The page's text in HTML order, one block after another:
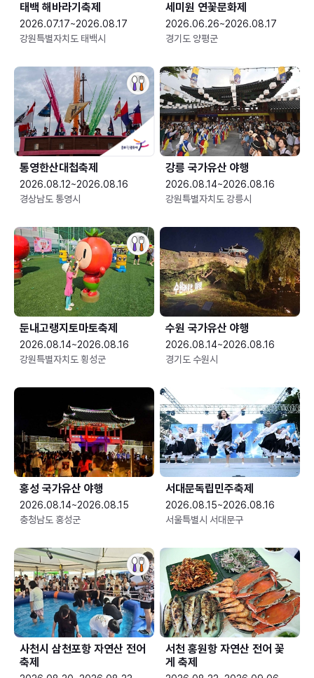
태백 해바라기축제
2026.07.17~2026.08.17
강원특별자치도 태백시
세미원 연꽃문화제
2026.06.26~2026.08.17
경기도 양평군
통영한산대첩축제
2026.08.12~2026.08.16
경상남도 통영시
강릉 국가유산 야행
2026.08.14~2026.08.16
강원특별자치도 강릉시
둔내고랭지토마토축제
2026.08.14~2026.08.16
강원특별자치도 횡성군
수원 국가유산 야행
2026.08.14~2026.08.16
경기도 수원시
홍성 국가유산 야행
2026.08.14~2026.08.15
충청남도 홍성군
서대문독립민주축제
2026.08.15~2026.08.16
서울특별시 서대문구
사천시 삼천포항 자연산 전어
축제
서천 홍원항 자연산 전어 꽃
게 축제